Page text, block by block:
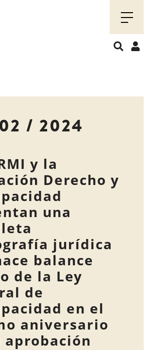
/ 2024
y la
Derecho y
una
jurídica
balance
de la Ley
de
en el
aniversario
aprobación